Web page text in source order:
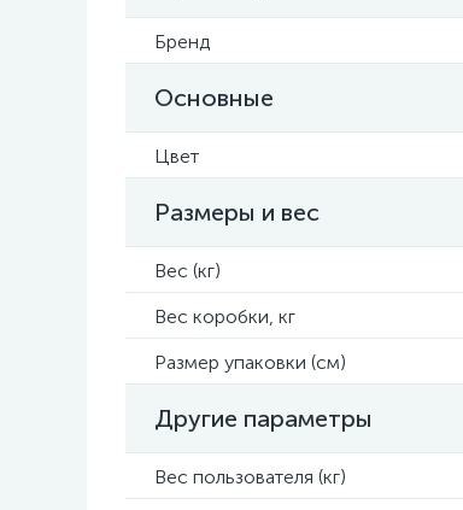
Бренд
Основные
Цвет
Размеры и вес
Вес (кг)
Вес коробки, кг
Размер упаковки (см)
Другие параметры
Вес пользователя (кг)